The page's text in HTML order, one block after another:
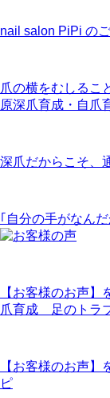
nail salon PiPi
爪の横をむしるこ
原深爪育成・自爪
深爪だからこそ、
｢自分の手がなん
【お客様のお声
爪育成 足のトラ
【お客様のお声
ピ